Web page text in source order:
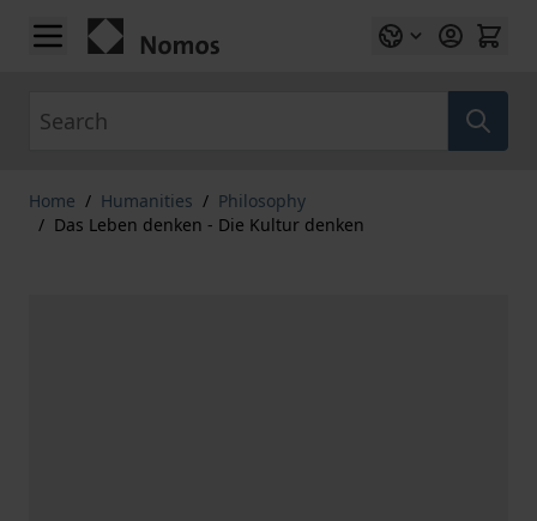
Skip to Content
Home / Humanities / Philosophy
/ Das Leben denken - Die Kultur denken